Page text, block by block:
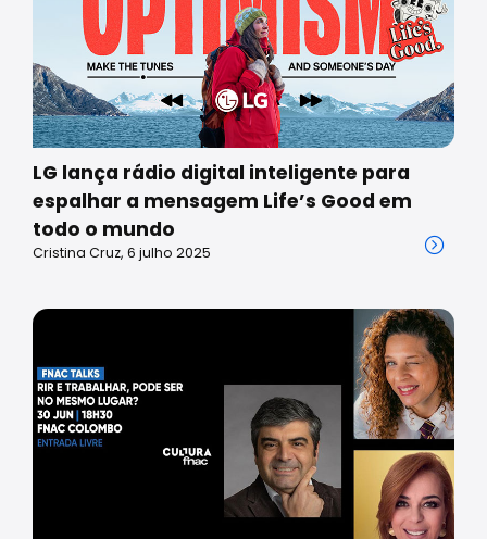
LG lança rádio digital inteligente para
espalhar a mensagem Life’s Good em
todo o mundo
Cristina Cruz, 6 julho 2025